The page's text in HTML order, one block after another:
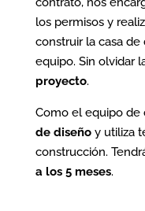
los permisos y
construir la casa
equipo. Sin olvidar
proyecto.
Como el equipo de
de diseñoy utiliza
construcción.
a los 5 meses.